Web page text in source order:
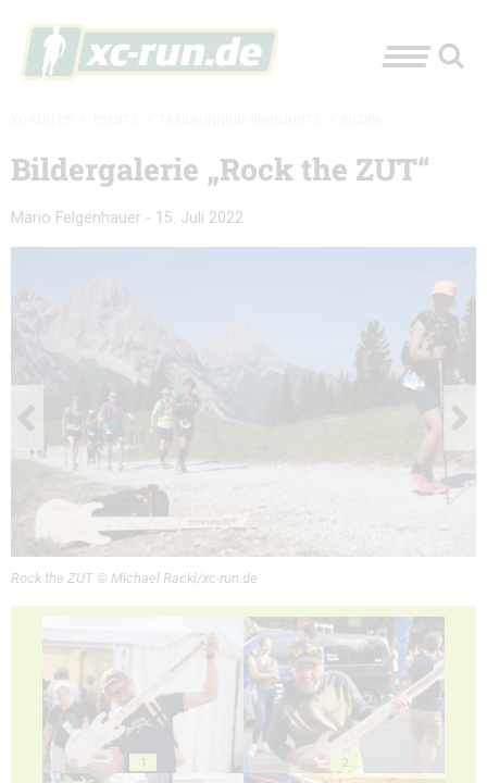
Bildergalerie „Rock the ZUT“
Mario Felgenhauer - 15. Juli 2022
Rock the ZUT © Michael Rackl/xc-run.de
1 2